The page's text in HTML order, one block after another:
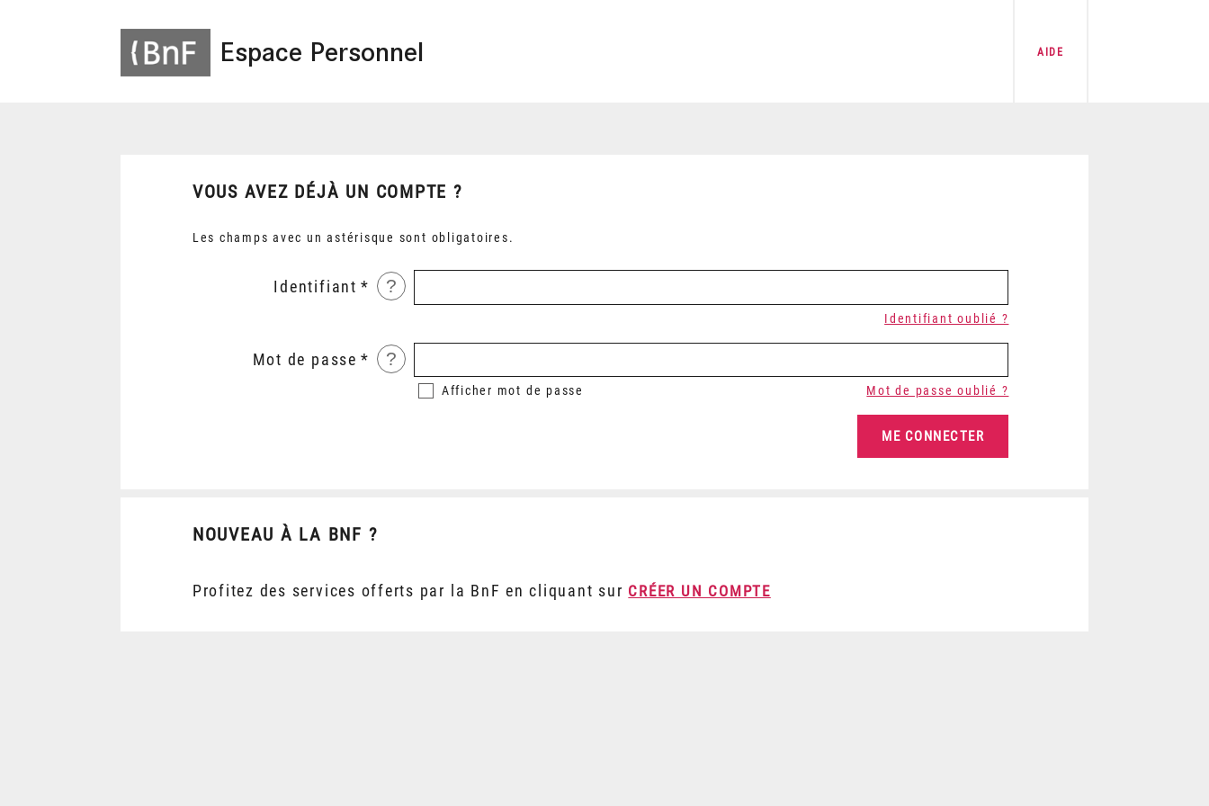
Espace Personnel AIDE
VOUS AVEZ DÉJÀ UN COMPTE ?
Les champs avec un astérisque sont obligatoires.
Identifiant ?
Identifiant oublié ?
Mot de passe ?
Afficher mot de passe Mot de passe oublié ?
NOUVEAU À LA BNF ?
Profitez des services offerts par la BnF en cliquant sur CRÉER UN COMPTE